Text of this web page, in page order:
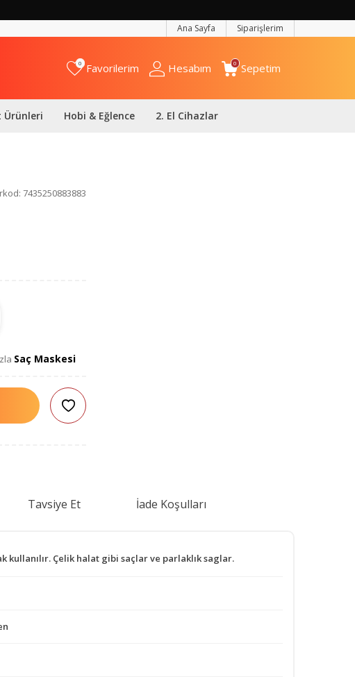
Ana Sayfa Siparişlerim
0 Favorilerim Hesabım 0 Sepetim
Ürünleri Hobi & Eğlence 2. El Cihazlar
7435250883883
Saç Maskesi
Tavsiye Et İade Koşulları
kullanılır. Çelik halat gibi saçlar ve parlaklık saglar.